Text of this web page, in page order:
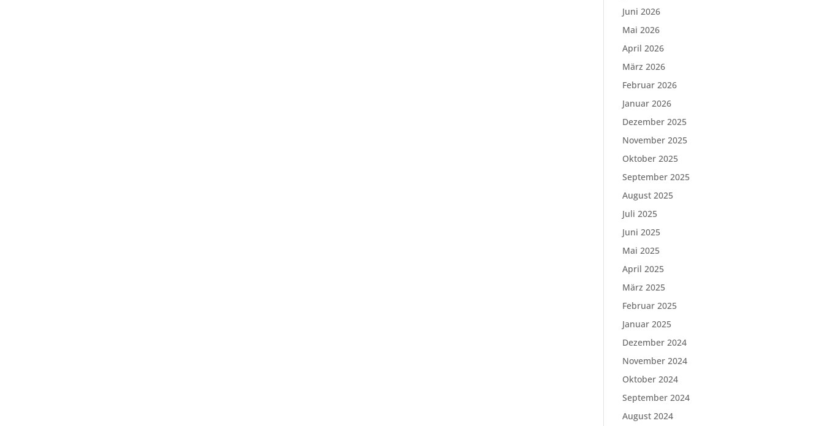
Juni 2026
Mai 2026
April 2026
März 2026
Februar 2026
Januar 2026
Dezember 2025
November 2025
Oktober 2025
September 2025
August 2025
Juli 2025
Juni 2025
Mai 2025
April 2025
März 2025
Februar 2025
Januar 2025
Dezember 2024
November 2024
Oktober 2024
September 2024
August 2024